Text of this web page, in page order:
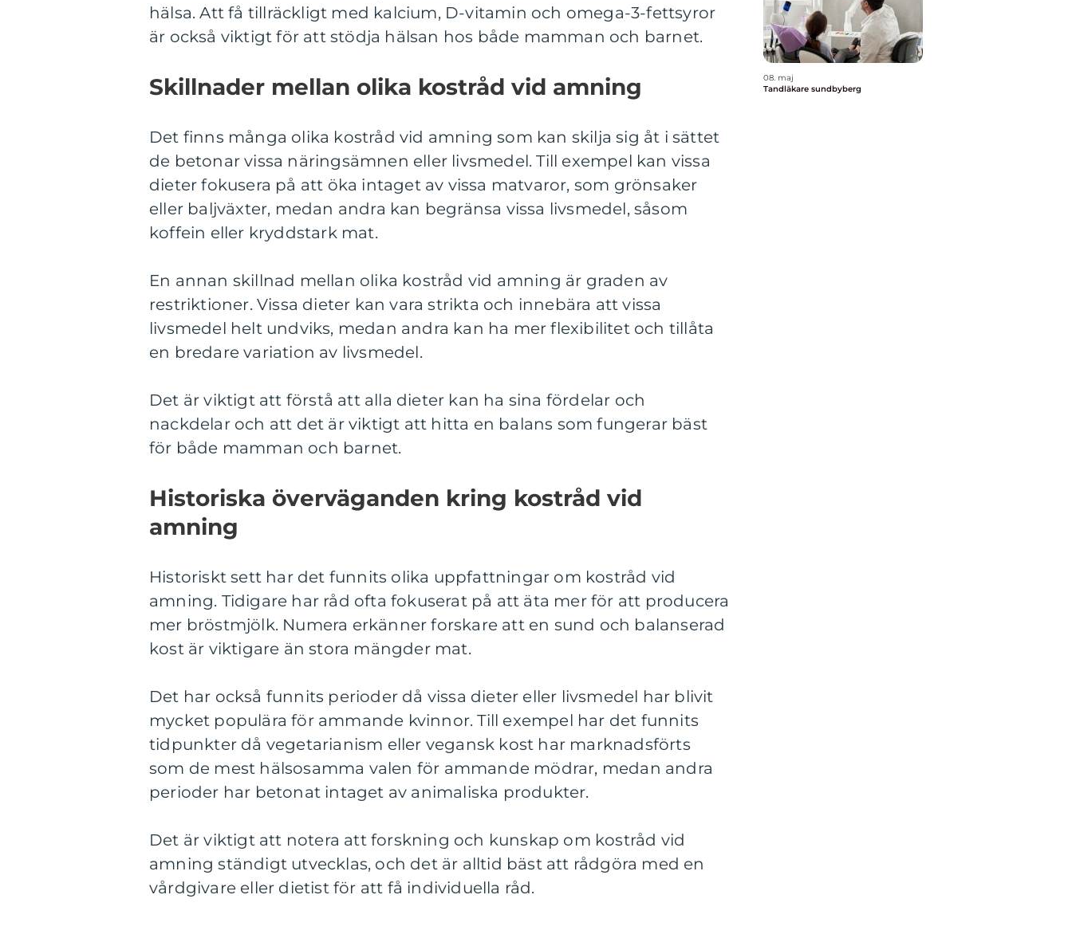
hälsa. Att få tillräckligt med kalcium, D-vitamin och omega-3-fettsyror
är också viktigt för att stödja hälsan hos både mamman och barnet.
Skillnader mellan olika kostråd vid amning
Det finns många olika kostråd vid amning som kan skilja sig åt i sättet
de betonar vissa näringsämnen eller livsmedel. Till exempel kan vissa
dieter fokusera på att öka intaget av vissa matvaror, som grönsaker
eller baljväxter, medan andra kan begränsa vissa livsmedel, såsom
koffein eller kryddstark mat.
En annan skillnad mellan olika kostråd vid amning är graden av
restriktioner. Vissa dieter kan vara strikta och innebära att vissa
livsmedel helt undviks, medan andra kan ha mer flexibilitet och tillåta
en bredare variation av livsmedel.
Det är viktigt att förstå att alla dieter kan ha sina fördelar och
nackdelar och att det är viktigt att hitta en balans som fungerar bäst
för både mamman och barnet.
Historiska överväganden kring kostråd vid
amning
Historiskt sett har det funnits olika uppfattningar om kostråd vid
amning. Tidigare har råd ofta fokuserat på att äta mer för att producera
mer bröstmjölk. Numera erkänner forskare att en sund och balanserad
kost är viktigare än stora mängder mat.
Det har också funnits perioder då vissa dieter eller livsmedel har blivit
mycket populära för ammande kvinnor. Till exempel har det funnits
tidpunkter då vegetarianism eller vegansk kost har marknadsförts
som de mest hälsosamma valen för ammande mödrar, medan andra
perioder har betonat intaget av animaliska produkter.
Det är viktigt att notera att forskning och kunskap om kostråd vid
amning ständigt utvecklas, och det är alltid bäst att rådgöra med en
vårdgivare eller dietist för att få individuella råd.
08. maj
Tandläkare sundbyberg